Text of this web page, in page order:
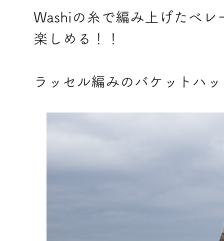
Washiの糸で編み上げたベレ
楽しめる！！
ラッセル編みのバケットハ